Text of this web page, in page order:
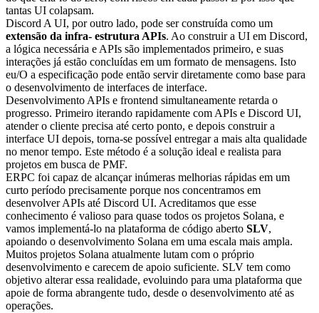
tantas UI colapsam.
Discord A UI, por outro lado, pode ser construída como um
extensão da infra- estrutura APIs. Ao construir a UI em Discord,
a lógica necessária e APIs são implementados primeiro, e suas
interações já estão concluídas em um formato de mensagens. Isto
eu/O a especificação pode então servir diretamente como base para
o desenvolvimento de interfaces de interface.
Desenvolvimento APIs e frontend simultaneamente retarda o
progresso. Primeiro iterando rapidamente com APIs e Discord UI,
atender o cliente precisa até certo ponto, e depois construir a
interface UI depois, torna-se possível entregar a mais alta qualidade
no menor tempo. Este método é a solução ideal e realista para
projetos em busca de PMF.
ERPC foi capaz de alcançar inúmeras melhorias rápidas em um
curto período precisamente porque nos concentramos em
desenvolver APIs até Discord UI. Acreditamos que esse
conhecimento é valioso para quase todos os projetos Solana, e
vamos implementá-lo na plataforma de código aberto SLV,
apoiando o desenvolvimento Solana em uma escala mais ampla.
Muitos projetos Solana atualmente lutam com o próprio
desenvolvimento e carecem de apoio suficiente. SLV tem como
objetivo alterar essa realidade, evoluindo para uma plataforma que
apoie de forma abrangente tudo, desde o desenvolvimento até as
operações.